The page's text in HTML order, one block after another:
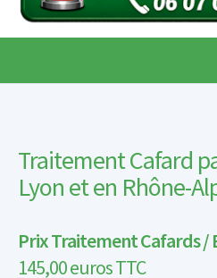
Traitement Cafard
Lyon et en Rhône-
Prix Traitement Cafards /
145,00euros TTC